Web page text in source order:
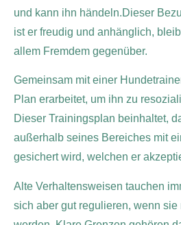
und kann ihn händeln.Dieser
ist er freudig und anhänglich,
allem Fremdem gegenüber.
Gemeinsam mit einer
Plan erarbeitet, um ihn zu
Dieser Trainingsplan beinhaltet,
außerhalb seines Bereiches mit
gesichert wird, welchen er
Alte Verhaltensweisen tauchen
sich aber gut regulieren, wenn